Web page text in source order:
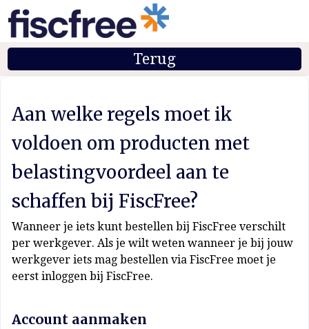
Terug
Aan welke regels moet ik
voldoen om producten met
belastingvoordeel aan te
schaffen bij FiscFree?
Wanneer je iets kunt bestellen bij FiscFree verschilt
per werkgever. Als je wilt weten wanneer je bij jouw
werkgever iets mag bestellen via FiscFree moet je
eerst inloggen bij FiscFree.
Account aanmaken